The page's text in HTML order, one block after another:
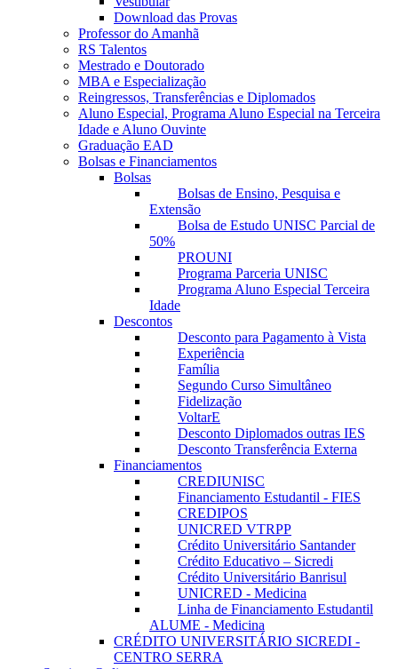
Download das Provas
Professor do Amanhã
RS Talentos
Mestrado e Doutorado
MBA e Especialização
Reingressos, Transferências e Diplomados
Aluno Especial, Programa Aluno Especial na Terceira
Idade e Aluno Ouvinte
Graduação EAD
Bolsas e Financiamentos
Bolsas
Bolsas de Ensino, Pesquisa e
Extensão
Bolsa de Estudo UNISC Parcial de
50%
PROUNI
Programa Parceria UNISC
Programa Aluno Especial Terceira
Idade
Descontos
Desconto para Pagamento à Vista
Experiência
Família
Segundo Curso Simultâneo
Fidelização
VoltarE
Desconto Diplomados outras IES
Desconto Transferência Externa
Financiamentos
CREDIUNISC
Financiamento Estudantil - FIES
CREDIPOS
UNICRED VTRPP
Crédito Universitário Santander
Crédito Educativo – Sicredi
Crédito Universitário Banrisul
UNICRED - Medicina
Linha de Financiamento Estudantil
ALUME - Medicina
CRÉDITO UNIVERSITÁRIO SICREDI -
CENTRO SERRA